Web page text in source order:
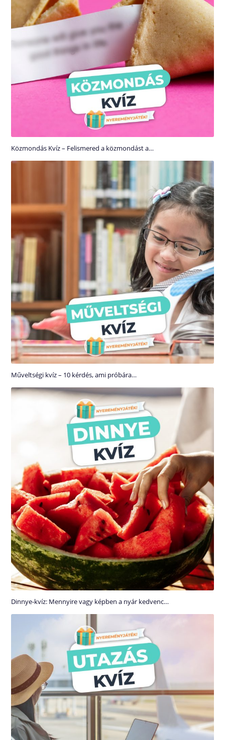
Közmondás Kvíz – Felismered a közmondást a…
Műveltségi kvíz – 10 kérdés, ami próbára…
Dinnye-kvíz: Mennyire vagy képben a nyár kedvenc…